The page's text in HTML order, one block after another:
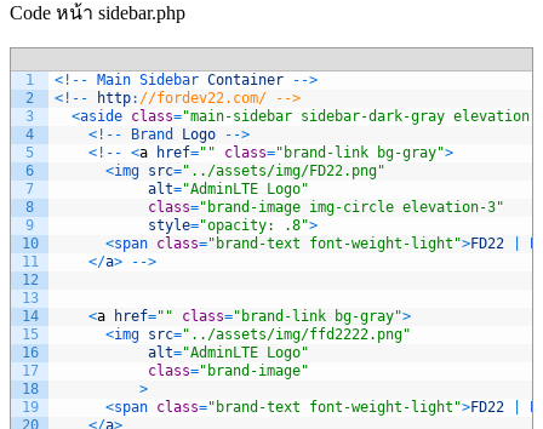
Code หน้า sidebar.php
1
2
3
4
5
6
7
8
9
10
11
12
13
14
15
16
17
18
19
20
< ! -- Main Sidebar Container -->
< ! -- http: //fordev22.com/ -->
<aside class="main-sidebar sidebar-dark-gray elevation-
< ! -- Brand Logo -->
< ! -- <a href="" class="brand-link bg-gray">
<img src="../assets/img/FD22.png"
alt="AdminLTE Logo"
class="brand-image img-circle elevation-3"
style="opacity: .8">
<span class="brand-text font-weight-light">FD22
</a> -->
<a href="" class="brand-link bg-gray">
<img src="../assets/img/ffd2222.png"
alt="AdminLTE Logo"
class="brand-image"
>
<span class="brand-text font-weight-light">FD22
</a>